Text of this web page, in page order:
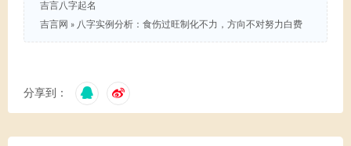
吉言八字起名
吉言网 » 八字实例分析：食伤过旺制化不力，方向不对努力白费
分享到：